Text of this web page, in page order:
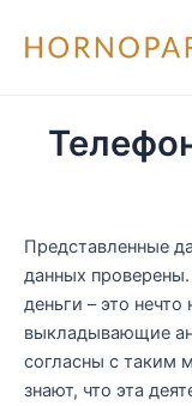
Представленные
данных проверены.
деньги – это
выкладывающие
согласны с таким
знают, что эта